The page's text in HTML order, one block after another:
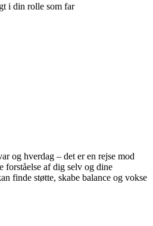
i din rolle som far
og hverdag – det er en rejse mod
forståelse af dig selv og dine
finde støtte, skabe balance og vokse